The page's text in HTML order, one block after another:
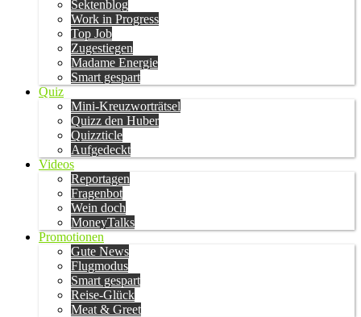
Sektenblog
Work in Progress
Top Job
Zugestiegen
Madame Energie
Smart gespart
Quiz
Mini-Kreuzworträtsel
Quizz den Huber
Quizzticle
Aufgedeckt
Videos
Reportagen
Fragenbot
Wein doch
MoneyTalks
Promotionen
Gute News
Flugmodus
Smart gespart
Reise-Glück
Meat & Greet